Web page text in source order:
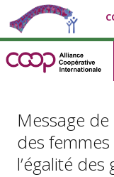
Message
des
l’égalité des